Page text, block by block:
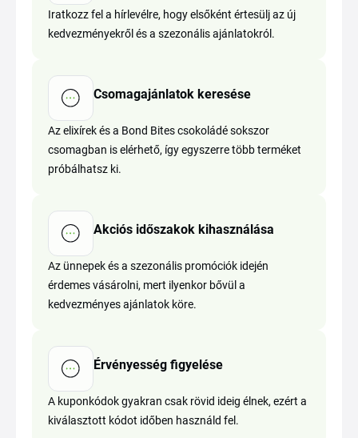
Iratkozz fel a hírlevélre, hogy elsőként értesülj az új
kedvezményekről és a szezonális ajánlatokról.
Csomagajánlatok keresése
Az elixírek és a Bond Bites csokoládé sokszor
csomagban is elérhető, így egyszerre több terméket
próbálhatsz ki.
Akciós időszakok kihasználása
Az ünnepek és a szezonális promóciók idején
érdemes vásárolni, mert ilyenkor bővül a
kedvezményes ajánlatok köre.
Érvényesség figyelése
A kuponkódok gyakran csak rövid ideig élnek, ezért a
kiválasztott kódot időben használd fel.